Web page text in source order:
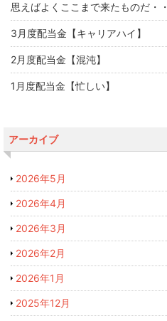
思えばよくここまで来たものだ・・
3月度配当金【キャリアハイ】
2月度配当金【混沌】
1月度配当金【忙しい】
アーカイブ
2026年5月
2026年4月
2026年3月
2026年2月
2026年1月
2025年12月